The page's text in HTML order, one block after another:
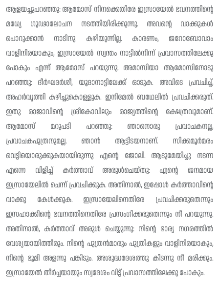
ആളയച്ചുപറഞ്ഞു: ആമോസ് നിനക്കെതിരേ ഇസ്രായേൽ ഭവനത്തിന്റെ
മധ്യേ ഗൂഢാലോചന നടത്തിയിരിക്കുന്നു. അവന്റെ വാക്കുകൾ
പൊറുക്കാൻ നാടിനു കഴിയുന്നില്ല. കാരണം, ജറോബോവാം
വാളിനിരയാകും, ഇസ്രായേൽ സ്വന്തം നാട്ടിൽനിന്ന് പ്രവാസത്തിലേക്കു
പോകും എന്ന് ആമോസ് പറയുന്നു. അമാസിയാ ആമോസിനോടു
പറഞ്ഞു: ദീർഘദർശീ, യൂദാനാട്ടിലേക്ക് ഓടുക. അവിടെ പ്രവചിച്ച്,
അഹർവൃത്തി കഴിച്ചുകൊള്ളുക. ഇനിമേൽ ബഥേലിൽ പ്രവചിക്കരുത്.
ഇതു രാജാവിന്റെ ശ്രീകോവിലും രാജ്യത്തിന്റെ ക്ഷേത്രവുമാണ്.
ആമോസ് മറുപടി പറഞ്ഞു: ഞാനൊരു പ്രവാചകനല്ല,
പ്രവാചകപുത്രനുമല്ല. ഞാൻ ആട്ടിടയനാണ്. സിക്കമൂർമരം
വെട്ടിയൊരുക്കുകയായിരുന്നു എന്റെ ജോലി. ആടുമേയിച്ചു നടന്ന
എന്നെ വിളിച്ച് കർത്താവ് അരുൾചെയ്തു: എന്റെ ജനമായ
ഇസ്രായേലിൽ ചെന്ന് പ്രവചിക്കുക. അതിനാൽ, ഇപ്പോൾ കർത്താവിന്റെ
വാക്കു കേൾക്കുക. ഇസ്രായേലിനെതിരേ പ്രവചിക്കരുതെന്നും
ഇസഹാക്കിന്റെ ഭവനത്തിനെതിരേ പ്രസംഗിക്കരുതെന്നും നീ പറയുന്നു.
അതിനാൽ, കർത്താവ് അരുൾ ചെയ്യുന്നു: നിന്റെ ഭാര്യ നഗരത്തിൽ
വേശ്യയായിത്തീരും. നിന്റെ പുത്രൻമാരും പുത്രികളും വാളിനിരയാകും,
നിന്റെ ഭൂമി അളന്നു പങ്കിടും. അശുദ്ധദേശത്തു കിടന്നു നീ മരിക്കും.
ഇസ്രായേൽ തീർച്ചയായും സ്വദേശം വിട്ട് പ്രവാസത്തിലേക്കു പോകും.